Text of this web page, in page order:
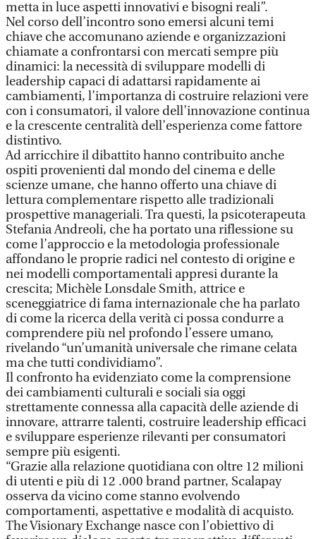
metta in luce aspetti innovativi e bisogni reali”.
Nel corso dell’incontro sono emersi alcuni temi
chiave che accomunano aziende e organizzazioni
chiamate a confrontarsi con mercati sempre più
dinamici: la necessità di sviluppare modelli di
leadership capaci di adattarsi rapidamente ai
cambiamenti, l’importanza di costruire relazioni vere
con i consumatori, il valore dell’innovazione continua
e la crescente centralità dell’esperienza come fattore
distintivo.
Ad arricchire il dibattito hanno contribuito anche
ospiti provenienti dal mondo del cinema e delle
scienze umane, che hanno offerto una chiave di
lettura complementare rispetto alle tradizionali
prospettive manageriali. Tra questi, la psicoterapeuta
Stefania Andreoli, che ha portato una riflessione su
come l’approccio e la metodologia professionale
affondano le proprie radici nel contesto di origine e
nei modelli comportamentali appresi durante la
crescita; Michèle Lonsdale Smith, attrice e
sceneggiatrice di fama internazionale che ha parlato
di come la ricerca della verità ci possa condurre a
comprendere più nel profondo l’essere umano,
rivelando “un’umanità universale che rimane celata
ma che tutti condividiamo”.
Il confronto ha evidenziato come la comprensione
dei cambiamenti culturali e sociali sia oggi
strettamente connessa alla capacità delle aziende di
innovare, attrarre talenti, costruire leadership efficaci
e sviluppare esperienze rilevanti per consumatori
sempre più esigenti.
“Grazie alla relazione quotidiana con oltre 12 milioni
di utenti e più di 12 .000 brand partner, Scalapay
osserva da vicino come stanno evolvendo
comportamenti, aspettative e modalità di acquisto.
The Visionary Exchange nasce con l’obiettivo di